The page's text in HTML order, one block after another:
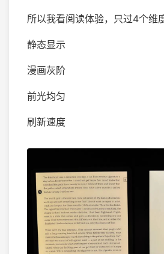
所以我看阅读体验，只过4个维
静态显示
漫画灰阶
前光均匀
刷新速度